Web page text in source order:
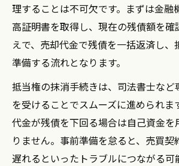
理することは不可欠です。まずは金融
高証明書を取得し、現在の残債額を確
えで、売却代金で残債を一括返済し、
準備する流れとなります。
抵当権の抹消手続きは、司法書士など
を受けることでスムーズに進められま
代金が残債を下回る場合は自己資金を
りません。事前準備を怠ると、売買契
遅れるといったトラブルにつながる可